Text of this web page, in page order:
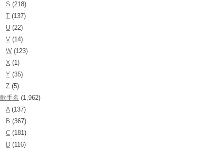
S (218)
T (137)
U (22)
V (14)
W (123)
X (1)
Y (35)
Z (5)
歌手名 (1,962)
A(137)
B (367)
C (181)
D (116)